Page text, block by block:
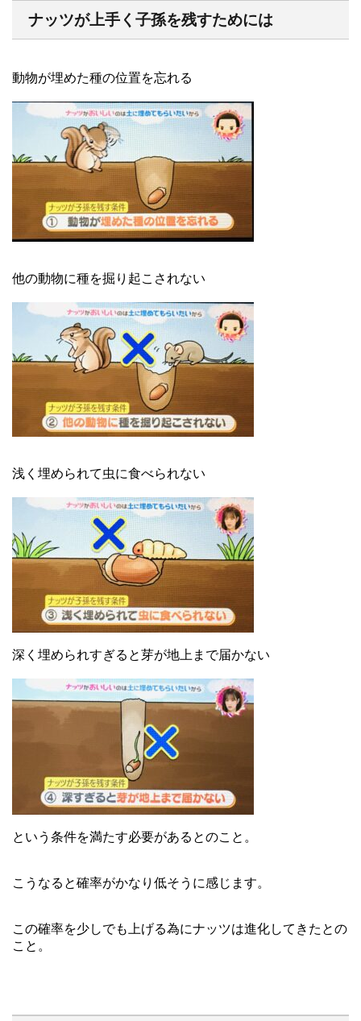
ナッツが上手く子孫を残すためには
動物が埋めた種の位置を忘れる
他の動物に種を掘り起こされない
浅く埋められて虫に食べられない
深く埋められすぎると芽が地上まで届かない
という条件を満たす必要があるとのこと。
こうなると確率がかなり低そうに感じます。
この確率を少しでも上げる為にナッツは進化してきたとの
こと。